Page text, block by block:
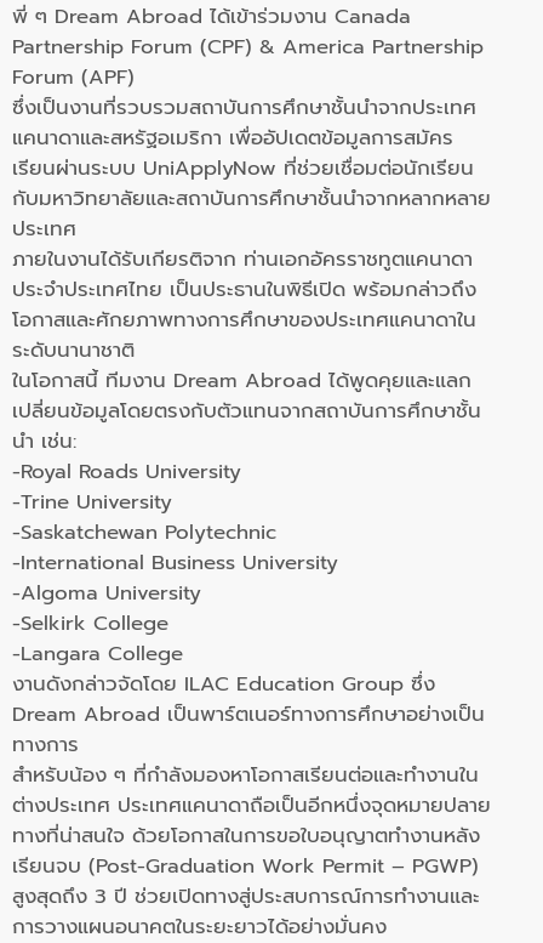
พี่ ๆ Dream Abroad ได้เข้าร่วมงาน Canada
Partnership Forum (CPF) & America Partnership
Forum (APF)
ซึ่งเป็นงานที่รวบรวมสถาบันการศึกษาชั้นนำจากประเทศ
แคนาดาและสหรัฐอเมริกา เพื่ออัปเดตข้อมูลการสมัคร
เรียนผ่านระบบ UniApplyNow ที่ช่วยเชื่อมต่อนักเรียน
กับมหาวิทยาลัยและสถาบันการศึกษาชั้นนำจากหลากหลาย
ประเทศ
ภายในงานได้รับเกียรติจาก ท่านเอกอัครราชทูตแคนาดา
ประจำประเทศไทย เป็นประธานในพิธีเปิด พร้อมกล่าวถึง
โอกาสและศักยภาพทางการศึกษาของประเทศแคนาดาใน
ระดับนานาชาติ
ในโอกาสนี้ ทีมงาน Dream Abroad ได้พูดคุยและแลก
เปลี่ยนข้อมูลโดยตรงกับตัวแทนจากสถาบันการศึกษาชั้น
นำ เช่น:
-Royal Roads University
-Trine University
-Saskatchewan Polytechnic
-International Business University
-Algoma University
-Selkirk College
-Langara College
งานดังกล่าวจัดโดย ILAC Education Group ซึ่ง
Dream Abroad เป็นพาร์ตเนอร์ทางการศึกษาอย่างเป็น
ทางการ
สำหรับน้อง ๆ ที่กำลังมองหาโอกาสเรียนต่อและทำงานใน
ต่างประเทศ ประเทศแคนาดาถือเป็นอีกหนึ่งจุดหมายปลาย
ทางที่น่าสนใจ ด้วยโอกาสในการขอใบอนุญาตทำงานหลัง
เรียนจบ (Post-Graduation Work Permit – PGWP)
สูงสุดถึง 3 ปี ช่วยเปิดทางสู่ประสบการณ์การทำงานและ
การวางแผนอนาคตในระยะยาวได้อย่างมั่นคง